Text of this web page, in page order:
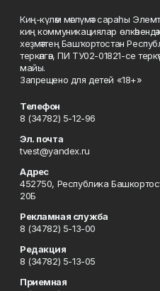
Киң-күләм мәғлүмәт сараһы
киң коммуникациялар өлкәһендә
хеҙмәттең Башҡортостан
теркәлгән, ПИ ТУ02-01821-се
майы.
Запрещено для детей «18+»
Телефон
8 (34782) 5-12-96
Эл. почта
tvest@yandex.ru
Адрес
452750, Республика
20Б
Рекламная служба
8 (34782) 5-13-00
Редакция
8 (34782) 5-13-05
Приемная